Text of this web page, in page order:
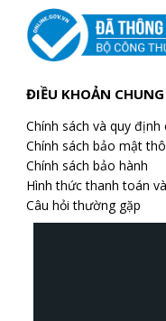
ĐIỀU KHOẢN CHUNG
Chính sách và quy định
Chính sách bảo mật
Chính sách bảo hành
Hình thức thanh toán
Câu hỏi thường gặp